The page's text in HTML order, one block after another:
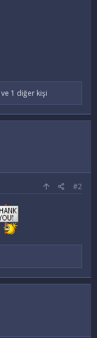
ve 1 diğer kişi
#2